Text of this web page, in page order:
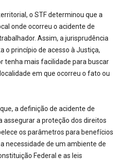
o STF determinou que a
onde ocorreu o acidente de
Assim, a jurisprudência
o princípio de acesso à Justiça,
tenha mais facilidade para buscar
em que ocorreu o fato ou
a definição de acidente de
a proteção dos direitos
os parâmetros para benefícios
necessidade de um ambiente de
Federal e as leis